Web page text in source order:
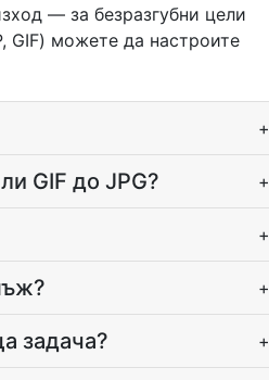
— за безразгубни цели
GIF) можете да настроите
+
GIF до JPG? +
+
+
задача? +